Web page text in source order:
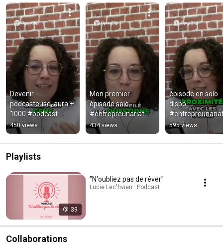
Devenir
podcasteuse, aura +
1000 #podcast
#oser
#noubliezpasderêve
r
#entrepreneuseam
bitieuse
450 views
Mon premier
épisode solo
#entrepreunariat
#oser #podcast
#noubliezpasderêve
r
434 views
épisode en solo
dispo
#podcast
bitieuse #oser
595 views
Playlists
39
"N'oubliez pas de rêver"
Lucie Lec'hvien · Podcast
Collaborations